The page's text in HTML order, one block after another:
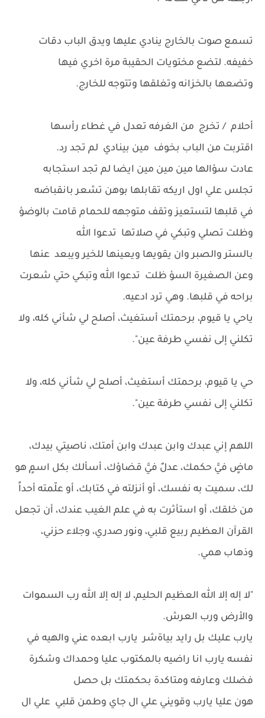
تسمع صوت بالخارج ينادي عليها ويدق الباب دقات
خفيفه. لتضع مختويات الحقيبة مرة اخري فيها
وتضعها بالخزانه وتغلقها وتتوجه للخارج.
أحلام / تخرج من الغرفه تعدل في غطاء رأسها
اقتربت من الباب بخوف مين بينادي لم تجد رد.
عادت سؤالها مين مين مين ايضا لم تجد استجابه
تجلس علي اول اريكه تقابلها بوهن تشعر بانقباضه
في قلبها لتستعيز وتقف متوجهه للحمام قامت بالوضؤ
وظلت تصلي وتبكي في صلاتها تدعوا الله
بالستر والصبر وان يقويها ويعينها للخير ويبعد عنها
وعن الصغيرة السؤ ظلت تدعوا الله وتبكي حتي شعرت
براحه في قلبها. وهي ترد ادعيه.
ياحي يا قيوم، برحمتك أستغيث، أصلح لي شأني كله، ولا
تكلني إلى نفسي طرفة عين".
حي يا قيوم، برحمتك أستغيث، أصلح لي شأني كله، ولا
تكلني إلى نفسي طرفة عين".
اللهم إني عبدك وابن عبدك وابن أمتك، ناصيتي بيدك،
ماضٍ فيَّ حكمك، عدلٌ فيَّ قضاؤك، أسألك بكل اسمٍ هو
لك، سميت به نفسك، أو أنزلته في كتابك، أو علّمته أحداً
من خلقك، أو استأثرت به في علم الغيب عندك، أن تجعل
القرآن العظيم ربيع قلبي، ونور صدري، وجلاء حزني،
وذهاب همي.
"لا إله إلا الله العظيم الحليم، لا إله إلا الله رب السموات
والأرض ورب العرش.
يارب عليك بل رايد بياةشر يارب ابعده عني والهيه في
نفسه يارب انا راضيه بالمكتوب عليا وحمداك وشكرة
فضلك وعارفه ومتاكدة بحكمتك بل حصل
هون عليا يارب وقويني علي ال جاي وطمن قلبي علي ال